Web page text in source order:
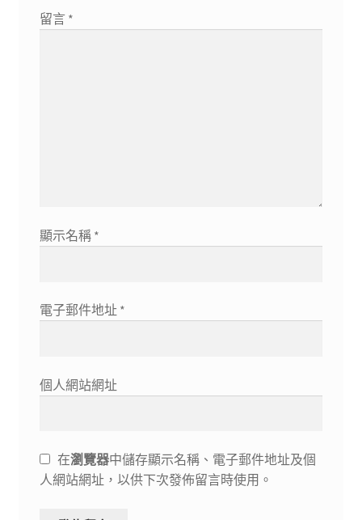
留言 *
顯示名稱 *
電子郵件地址 *
個人網站網址
在瀏覽器中儲存顯示名稱、電子郵件地址及個
人網站網址，以供下次發佈留言時使用。